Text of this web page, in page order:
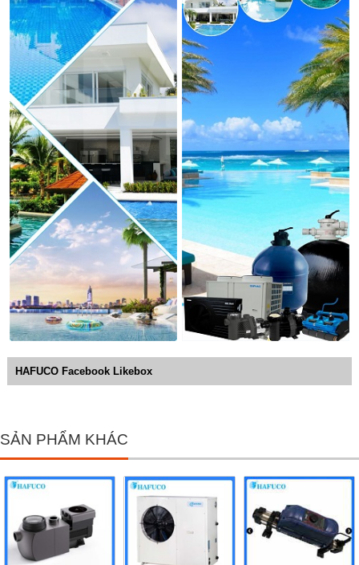
HAFUCO Facebook Likebox
SẢN PHẨM KHÁC